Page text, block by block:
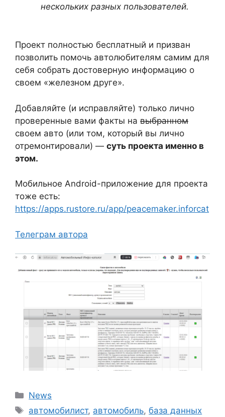
нескольких разных пользователей.
Проект полностью бесплатный и призван
позволить помочь автолюбителям самим для
себя собрать достоверную информацию о
своем «железном друге».
Добавляйте (и исправляйте) только лично
проверенные вами факты на выбранном
своем авто (или том, который вы лично
отремонтировали) — суть проекта именно в
этом.
Мобильное Android-приложение для проекта
тоже есть:
https://apps.rustore.ru/app/peacemaker.inforcat
Телеграм автора
Рубрики
News
Метки
автомобилист, автомобиль,база данных